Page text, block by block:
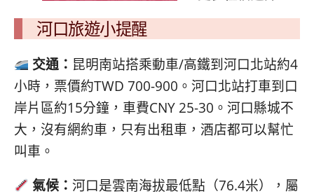
河口旅遊小提醒
交通： 昆明南站搭乘動車/高鐵到河口北站約4
小時，票價約TWD 700-900。河口北站打車到口
岸片區約15分鐘，車費CNY 25-30。河口縣城不
大，沒有網約車，只有出租車，酒店都可以幫忙
叫車。
氣候：河口是雲南海拔最低點（76.4米），屬